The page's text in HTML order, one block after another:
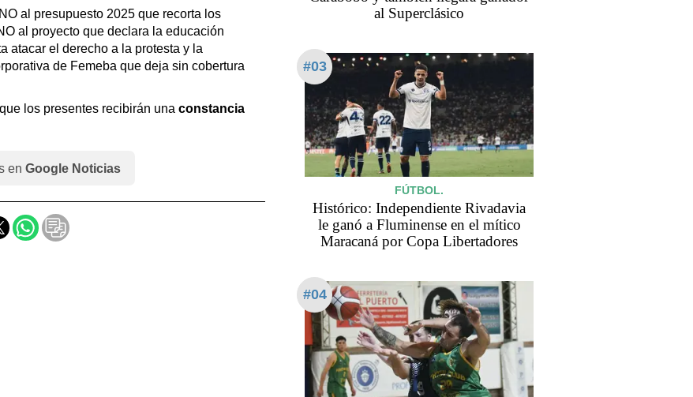
al presupuesto 2025 que recorta los
al proyecto que declara la educación
atacar el derecho a la protesta y la
de Femeba que deja sin cobertura
los presentes recibirán una constancia
en Google Noticias
al Superclásico
#03
FÚTBOL.
Histórico: Independiente Rivadavia
le ganó a Fluminense en el mítico
Maracaná por Copa Libertadores
#04